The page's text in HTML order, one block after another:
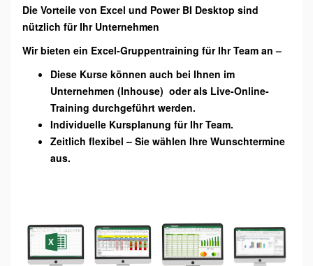
Die Vorteile von Excel und Power BI Desktop sind
nützlich für Ihr Unternehmen
Wir bieten ein Excel-Gruppentraining für Ihr Team an –
Diese Kurse können auch bei Ihnen im
Unternehmen (Inhouse) oder als Live-Online-
Training durchgeführt werden.
Individuelle Kursplanung für Ihr Team.
Zeitlich flexibel – Sie wählen Ihre Wunschtermine
aus.